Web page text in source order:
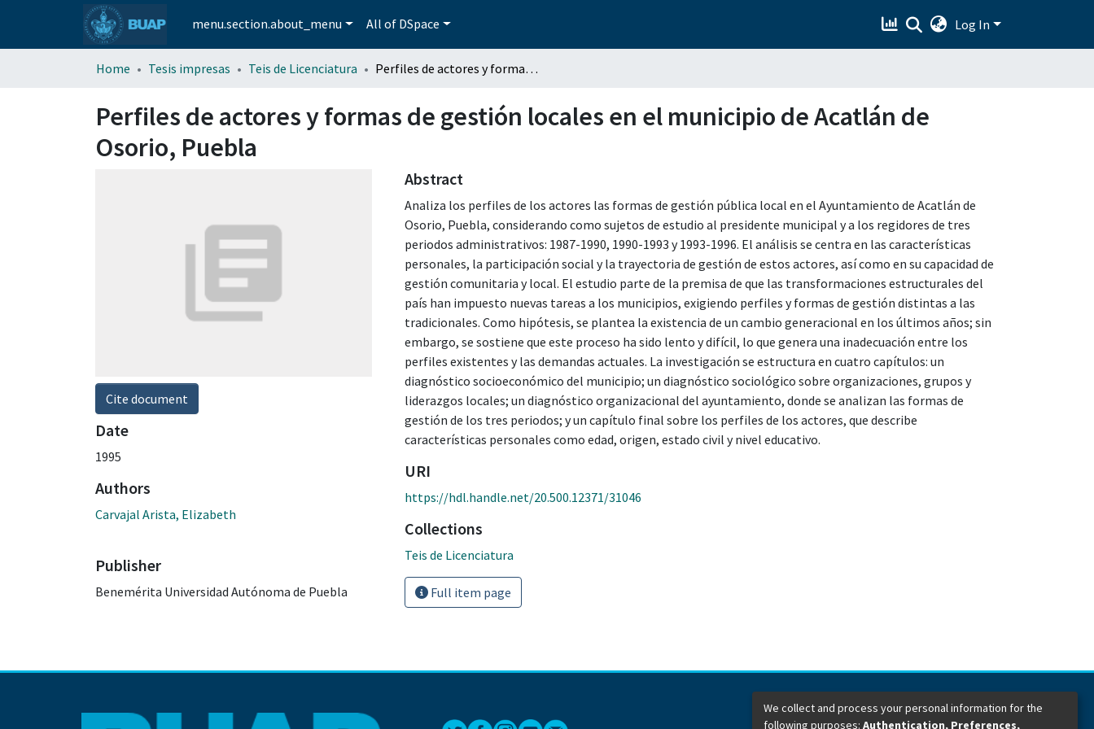
menu.section.about_menu All of DSpace Log In
Home Tesis impresas Teis de Licenciatura Perfiles de actores y formas de gestión locales en el municipio de Acatlán de Osorio, Puebla
Perfiles de actores y formas de gestión locales en el municipio de Acatlán de
Osorio, Puebla
Cite document
Date
1995
Authors
Carvajal Arista, Elizabeth
Publisher
Benemérita Universidad Autónoma de Puebla
Abstract
Analiza los perfiles de los actores las formas de gestión pública local en el Ayuntamiento de Acatlán de
Osorio, Puebla, considerando como sujetos de estudio al presidente municipal y a los regidores de tres
periodos administrativos: 1987-1990, 1990-1993 y 1993-1996. El análisis se centra en las características
personales, la participación social y la trayectoria de gestión de estos actores, así como en su capacidad de
gestión comunitaria y local. El estudio parte de la premisa de que las transformaciones estructurales del
país han impuesto nuevas tareas a los municipios, exigiendo perfiles y formas de gestión distintas a las
tradicionales. Como hipótesis, se plantea la existencia de un cambio generacional en los últimos años; sin
embargo, se sostiene que este proceso ha sido lento y difícil, lo que genera una inadecuación entre los
perfiles existentes y las demandas actuales. La investigación se estructura en cuatro capítulos: un
diagnóstico socioeconómico del municipio; un diagnóstico sociológico sobre organizaciones, grupos y
liderazgos locales; un diagnóstico organizacional del ayuntamiento, donde se analizan las formas de
gestión de los tres periodos; y un capítulo final sobre los perfiles de los actores, que describe
características personales como edad, origen, estado civil y nivel educativo.
URI
https://hdl.handle.net/20.500.12371/31046
Collections
Teis de Licenciatura
Full item page
Dirección General de Bibliotecas
We collect and process your personal information for the
following purposes: Authentication, Preferences,